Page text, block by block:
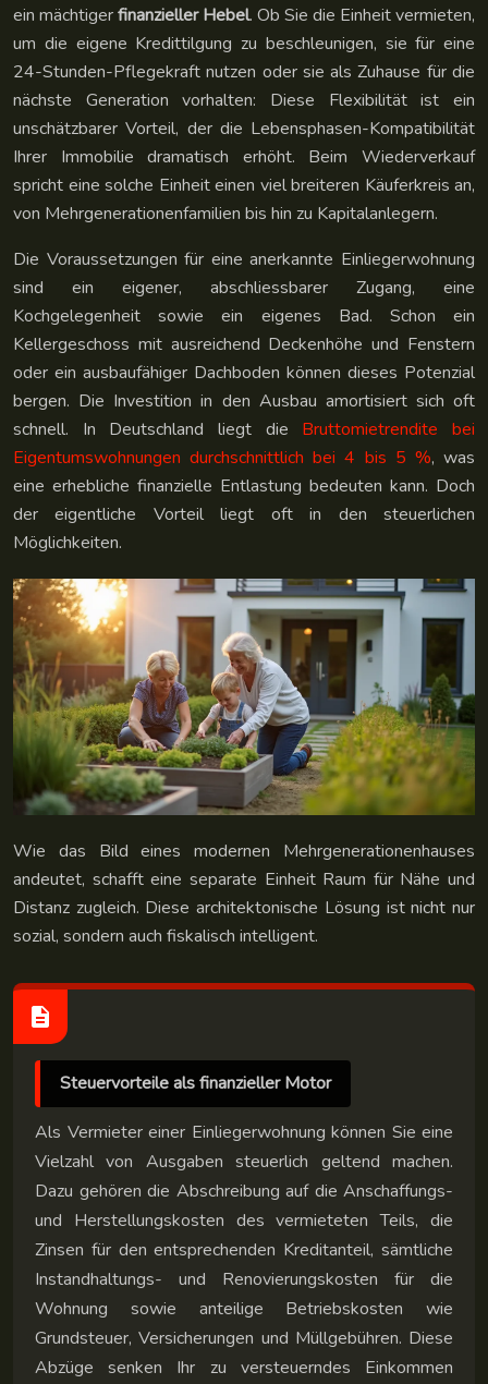
ein mächtigerfinanzieller Hebel. Ob Sie die Einheit vermieten,
um die eigene Kredittilgung zu beschleunigen, sie für eine
24-Stunden-Pflegekraft nutzen oder sie als Zuhause für die
nächste Generation vorhalten: Diese Flexibilität ist ein
unschätzbarer Vorteil, der die Lebensphasen-Kompatibilität
Ihrer Immobilie dramatisch erhöht. Beim Wiederverkauf
spricht eine solche Einheit einen viel breiteren Käuferkreis an,
von Mehrgenerationenfamilien bis hin zu Kapitalanlegern.
Die Voraussetzungen für eine anerkannte Einliegerwohnung
sind ein eigener, abschliessbarer Zugang, eine
Kochgelegenheit sowie ein eigenes Bad. Schon ein
Kellergeschoss mit ausreichend Deckenhöhe und Fenstern
oder ein ausbaufähiger Dachboden können dieses Potenzial
bergen. Die Investition in den Ausbau amortisiert sich oft
schnell. In Deutschland liegt die Bruttomietrendite bei
Eigentumswohnungen durchschnittlich bei 4 bis 5 %, was
eine erhebliche finanzielle Entlastung bedeuten kann. Doch
der eigentliche Vorteil liegt oft in den steuerlichen
Möglichkeiten.
Wie das Bild eines modernen Mehrgenerationenhauses
andeutet, schafft eine separate Einheit Raum für Nähe und
Distanz zugleich. Diese architektonische Lösung ist nicht nur
sozial, sondern auch fiskalisch intelligent.
Steuervorteile als finanzieller Motor
Als Vermieter einer Einliegerwohnung können Sie eine
Vielzahl von Ausgaben steuerlich geltend machen.
Dazu gehören die Abschreibung auf die Anschaffungs-
und Herstellungskosten des vermieteten Teils, die
Zinsen für den entsprechenden Kreditanteil, sämtliche
Instandhaltungs- und Renovierungskosten für die
Wohnung sowie anteilige Betriebskosten wie
Grundsteuer, Versicherungen und Müllgebühren. Diese
Abzüge senken Ihr zu versteuerndes Einkommen